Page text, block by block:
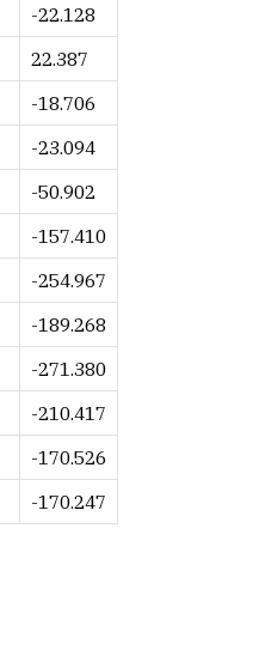
-22.128
22.387
-18.706
-23.094
-50.902
-157.410
-254.967
-189.268
-271.380
-210.417
-170.526
-170.247